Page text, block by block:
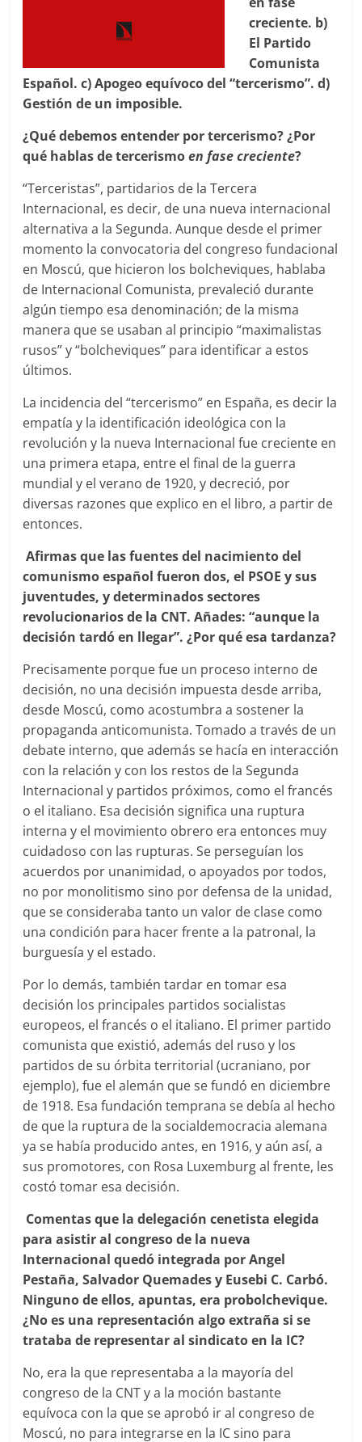
creciente. b)
El Partido
Comunista
Español. c) Apogeo equívoco del “tercerismo”. d)
Gestión de un imposible.
¿Qué debemos entender por tercerismo? ¿Por
qué hablas de tercerismoen fase creciente?
“Terceristas”, partidarios de la Tercera
Internacional, es decir, de una nueva internacional
alternativa a la Segunda. Aunque desde el primer
momento la convocatoria del congreso fundacional
en Moscú, que hicieron los bolcheviques, hablaba
de Internacional Comunista, prevaleció durante
algún tiempo esa denominación; de la misma
manera que se usaban al principio “maximalistas
rusos” y “bolcheviques” para identificar a estos
últimos.
La incidencia del “tercerismo” en España, es decir la
empatía y la identificación ideológica con la
revolución y la nueva Internacional fue creciente en
una primera etapa, entre el final de la guerra
mundial y el verano de 1920, y decreció, por
diversas razones que explico en el libro, a partir de
entonces.
Afirmas que las fuentes del nacimiento del
comunismo español fueron dos, el PSOE y sus
juventudes, y determinados sectores
revolucionarios de la CNT. Añades: “aunque la
decisión tardó en llegar”. ¿Por qué esa tardanza?
Precisamente porque fue un proceso interno de
decisión, no una decisión impuesta desde arriba,
desde Moscú, como acostumbra a sostener la
propaganda anticomunista. Tomado a través de un
debate interno, que además se hacía en interacción
con la relación y con los restos de la Segunda
Internacional y partidos próximos, como el francés
o el italiano. Esa decisión significa una ruptura
interna y el movimiento obrero era entonces muy
cuidadoso con las rupturas. Se perseguían los
acuerdos por unanimidad, o apoyados por todos,
no por monolitismo sino por defensa de la unidad,
que se consideraba tanto un valor de clase como
una condición para hacer frente a la patronal, la
burguesía y el estado.
Por lo demás, también tardar en tomar esa
decisión los principales partidos socialistas
europeos, el francés o el italiano. El primer partido
comunista que existió, además del ruso y los
partidos de su órbita territorial (ucraniano, por
ejemplo), fue el alemán que se fundó en diciembre
de 1918. Esa fundación temprana se debía al hecho
de que la ruptura de la socialdemocracia alemana
ya se había producido antes, en 1916, y aún así, a
sus promotores, con Rosa Luxemburg al frente, les
costó tomar esa decisión.
Comentas que la delegación cenetista elegida
para asistir al congreso de la nueva
Internacional quedó integrada por Angel
Pestaña, Salvador Quemades y Eusebi C. Carbó.
Ninguno de ellos, apuntas, era probolchevique.
¿No es una representación algo extraña si se
trataba de representar al sindicato en la IC?
No, era la que representaba a la mayoría del
congreso de la CNT y a la moción bastante
equívoca con la que se aprobó ir al congreso de
Moscú, no para integrarse en la IC sino para